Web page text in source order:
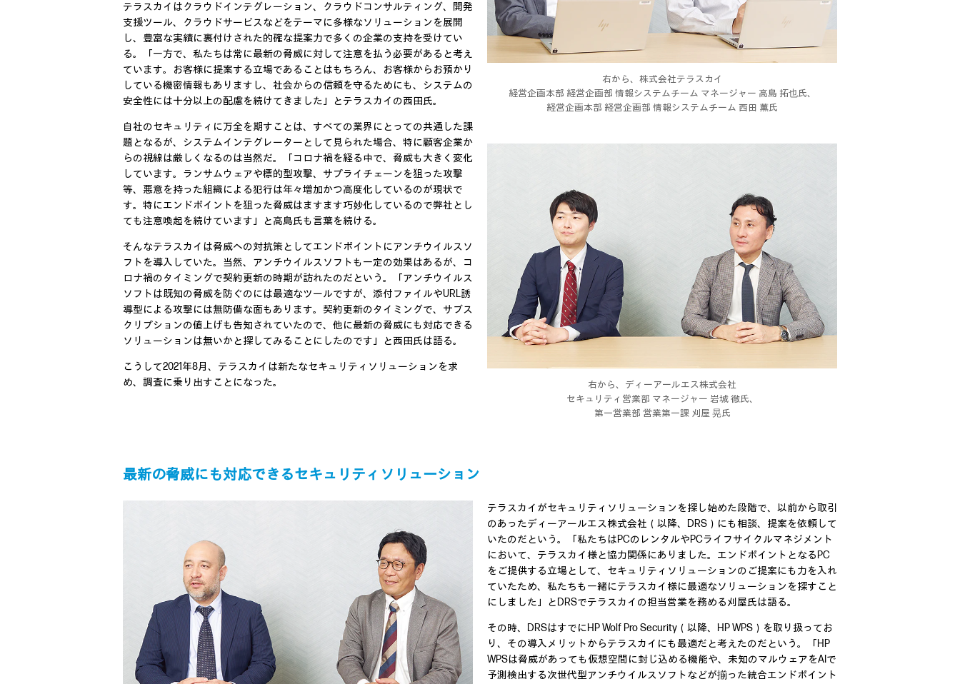
テラスカイはクラウドインテグレーション、クラウドコンサルティング、開発
支援ツール、クラウドサービスなどをテーマに多様なソリューションを展開
し、豊富な実績に裏付けされた的確な提案力で多くの企業の支持を受けてい
る。「一方で、私たちは常に最新の脅威に対して注意を払う必要があると考え
ています。お客様に提案する立場であることはもちろん、お客様からお預かり
している機密情報もありますし、社会からの信頼を守るためにも、システムの
安全性には十分以上の配慮を続けてきました」とテラスカイの西田氏。
自社のセキュリティに万全を期すことは、すべての業界にとっての共通した課
題となるが、システムインテグレーターとして見られた場合、特に顧客企業か
らの視線は厳しくなるのは当然だ。「コロナ禍を経る中で、脅威も大きく変化
しています。ランサムウェアや標的型攻撃、サプライチェーンを狙った攻撃
等、悪意を持った組織による犯行は年々増加かつ高度化しているのが現状で
す。特にエンドポイントを狙った脅威はますます巧妙化しているので弊社とし
ても注意喚起を続けています」と高島氏も言葉を続ける。
そんなテラスカイは脅威への対抗策としてエンドポイントにアンチウイルスソ
フトを導入していた。当然、アンチウイルスソフトも一定の効果はあるが、コ
ロナ禍のタイミングで契約更新の時期が訪れたのだという。「アンチウイルス
ソフトは既知の脅威を防ぐのには最適なツールですが、添付ファイルやURL誘
導型による攻撃には無防備な面もあります。契約更新のタイミングで、サブス
クリプションの値上げも告知されていたので、他に最新の脅威にも対応できる
ソリューションは無いかと探してみることにしたのです」と西田氏は語る。
こうして2021年8月、テラスカイは新たなセキュリティソリューションを求
め、調査に乗り出すことになった。
右から、株式会社テラスカイ
経営企画本部 経営企画部 情報システムチーム マネージャー 高島 拓也氏、
経営企画本部 経営企画部 情報システムチーム 西田 薫氏
右から、ディーアールエス株式会社
セキュリティ営業部 マネージャー 岩城 徹氏、
第一営業部 営業第一課 刈屋 晃氏
最新の脅威にも対応できるセキュリティソリューション
テラスカイがセキュリティソリューションを探し始めた段階で、以前から取引
のあったディーアールエス株式会社（以降、DRS）にも相談、提案を依頼して
いたのだという。「私たちはPCのレンタルやPCライフサイクルマネジメント
において、テラスカイ様と協力関係にありました。エンドポイントとなるPC
をご提供する立場として、セキュリティソリューションのご提案にも力を入れ
ていたため、私たちも一緒にテラスカイ様に最適なソリューションを探すこと
にしました」とDRSでテラスカイの担当営業を務める刈屋氏は語る。
その時、DRSはすでにHP Wolf Pro Security（以降、HP WPS）を取り扱ってお
り、その導入メリットからテラスカイにも最適だと考えたのだという。「HP
WPSは脅威があっても仮想空間に封じ込める機能や、未知のマルウェアをAIで
予測検出する次世代型アンチウイルスソフトなどが揃った統合エンドポイント